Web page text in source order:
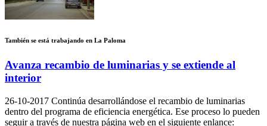
También se está trabajando en La Paloma
Avanza recambio de luminarias y se extiende al
interior
26-10-2017 Continúa desarrollándose el recambio de luminarias
dentro del programa de eficiencia energética. Ese proceso lo pueden
seguir a través de nuestra página web en el siguiente enlance: